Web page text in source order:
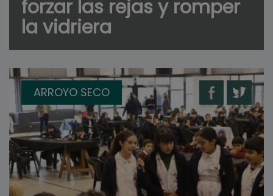
forzar las rejas y romper
la vidriera
ARROYO SECO